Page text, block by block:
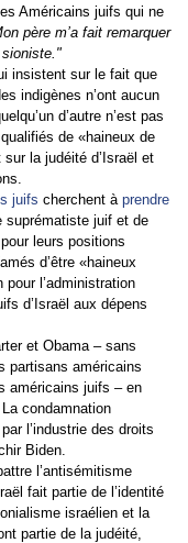
Américains juifs qui ne
père m’a fait remarquer
sioniste."
insistent sur le fait que
indigènes n’ont aucun
d’autre n’est pas
de «haineux de
la judéité d’Israël et
juifs cherchent à prendre
suprématiste juif et de
leurs positions
d’être «haineux
l’administration
d’Israël aux dépens
et Obama – sans
partisans américains
américains juifs – en
condamnation
l’industrie des droits
Biden.
l’antisémitisme
fait partie de l’identité
israélien et la
partie de la judéité,